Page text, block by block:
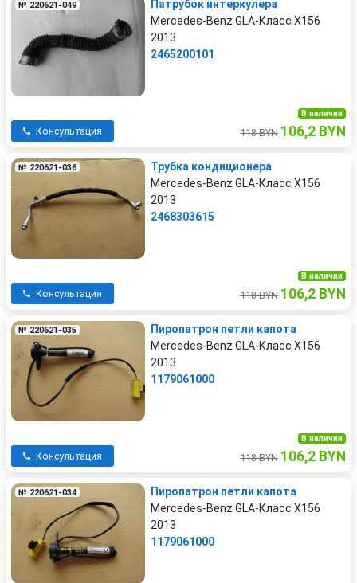
№ 220621-049
Патрубок интеркулера
Mercedes-Benz GLA-Класс X156
2013
2465200101
Консультация
В наличии
118 BYN 106,2 BYN
№ 220621-036
Трубка кондиционера
Mercedes-Benz GLA-Класс X156
2013
2468303615
Консультация
В наличии
118 BYN 106,2 BYN
№ 220621-035
Пиропатрон петли капота
Mercedes-Benz GLA-Класс X156
2013
1179061000
Консультация
В наличии
118 BYN 106,2 BYN
№ 220621-034
Пиропатрон петли капота
Mercedes-Benz GLA-Класс X156
2013
1179061000